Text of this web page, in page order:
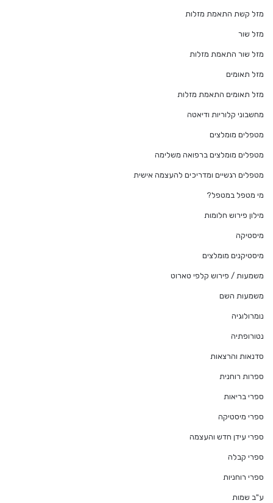
מזל קשת התאמת מזלות
מזל שור
מזל שור התאמת מזלות
מזל תאומים
מזל תאומים התאמת מזלות
מחשבוני קלוריות ודיאטה
מטפלים מומלצים
מטפלים מומלצים ברפואה משלימה
מטפלים רגשיים ומדריכים להעצמה אישית
מי מטפל במטפל?
מילון פירוש חלומות
מיסטיקה
מיסטיקנים מומלצים
משמעות / פירוש קלפי טארוט
משמעות השם
נומרולוגיה
נטורופתיה
סדנאות והרצאות
ספרות רוחנית
ספרי בריאות
ספרי מיסטיקה
ספרי עידן חדש והעצמה
ספרי קבלה
ספרי רוחניות
ע"ב שמות